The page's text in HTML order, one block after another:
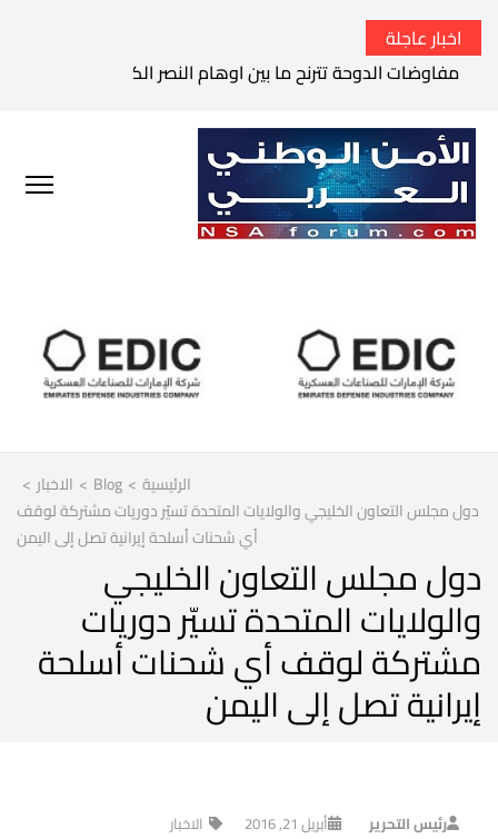
اخبار عاجلة
مفاوضات الدوحة تترنح ما بين اوهام النصر الكامل وواقع
الرئيسية >
Blog
> الاخبار >
دول مجلس التعاون الخليجي والولايات المتحدة تسيّر دوريات مشتركة لوقف
أي شحنات أسلحة إيرانية تصل إلى اليمن
دول مجلس التعاون الخليجي
والولايات المتحدة تسيّر دوريات
مشتركة لوقف أي شحنات أسلحة
إيرانية تصل إلى اليمن
رئيس التحرير أبريل 21, 2016
الاخبار